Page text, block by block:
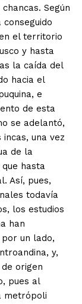
Según
el territorio
y hasta
la caída del
hacia el
e
de esta
se adelantó,
una vez
de la
hasta
Así, pues,
todavía
los estudios
han
un lado,
y,
origen
pues al
metrópoli